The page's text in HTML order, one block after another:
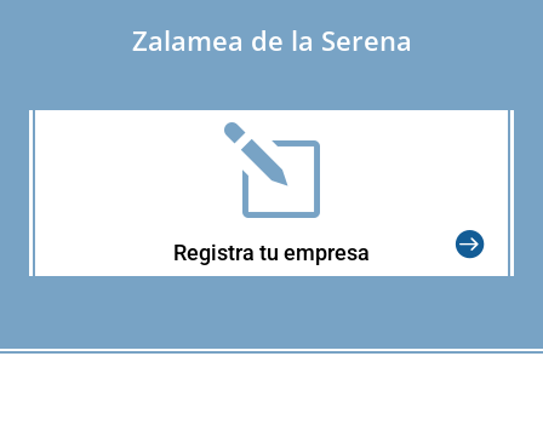
Zalamea de la Serena
l
Registra tu empresa